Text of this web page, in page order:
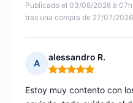
Publicado el 03/08/2026 à
tras una compra de 27/07/2026
A
alessandro R.
Nota: 5 de 5
Estoy muy contento con